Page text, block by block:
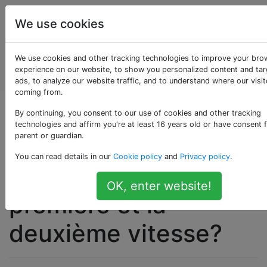
Entretien et
réparation
de
véhicules
automobiles
Account
Pourquoi le neutre
d'une moto est-il
compris entre la
première et la
deuxième vitesse?
We use cookies
We use cookies and other tracking technologies to improve your
experience on our website, to show you personalized content and
ads, to analyze our website traffic, and to understand where our
coming from.
By continuing, you consent to our use of cookies and other tracking
technologies and affirm you're at least 16 years old or have consent
parent or guardian.
You can read details in our Cookie policy and Privacy policy.
OK, enter website!